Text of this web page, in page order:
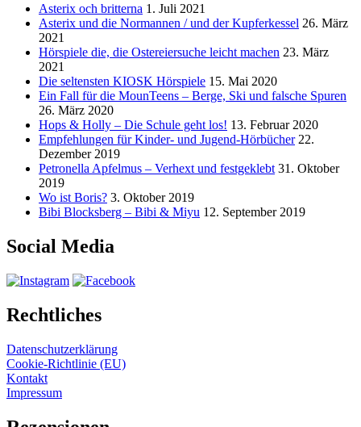
Asterix och britterna 1. Juli 2021
Asterix und die Normannen / und der Kupferkessel 26. März
2021
Hörspiele die, die Ostereiersuche leicht machen 23. März
2021
Die seltensten KIOSK Hörspiele 15. Mai 2020
Ein Fall für die MounTeens – Berge, Ski und falsche Spuren
26. März 2020
Hops & Holly – Die Schule geht los! 13. Februar 2020
Empfehlungen für Kinder- und Jugend-Hörbücher 22.
Dezember 2019
Petronella Apfelmus – Verhext und festgeklebt 31. Oktober
2019
Wo ist Boris? 3. Oktober 2019
Bibi Blocksberg – Bibi & Miyu 12. September 2019
Social Media
Rechtliches
Datenschutzerklärung
Cookie-Richtlinie (EU)
Kontakt
Impressum